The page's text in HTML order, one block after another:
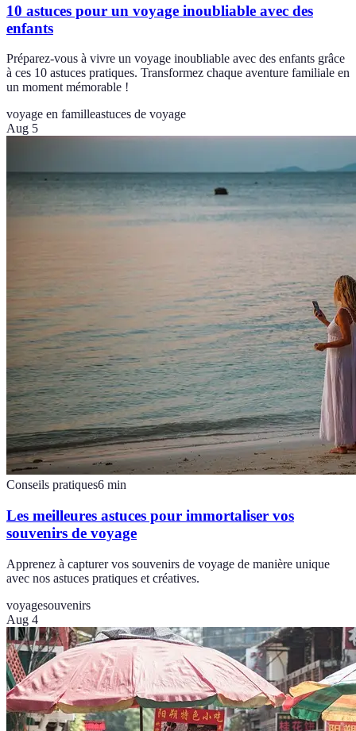
10 astuces pour un voyage inoubliable avec des
enfants
Préparez-vous à vivre un voyage inoubliable avec des enfants grâce
à ces 10 astuces pratiques. Transformez chaque aventure familiale en
un moment mémorable !
voyage en familleastuces de voyage
Aug 5
Conseils pratiques6 min
Les meilleures astuces pour immortaliser vos
souvenirs de voyage
Apprenez à capturer vos souvenirs de voyage de manière unique
avec nos astuces pratiques et créatives.
voyagesouvenirs
Aug 4